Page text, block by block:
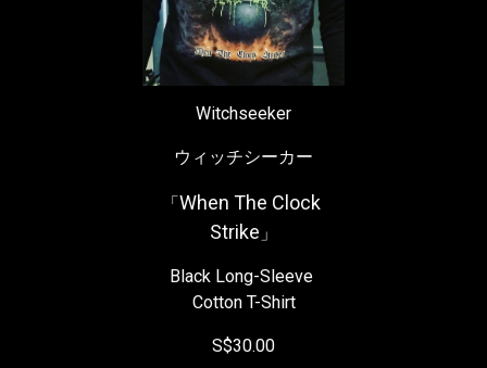
Witchseeker
ウィッチシーカー
「When The Clock
Strike 」
Black Long-Sleeve
Cotton T-Shirt
S$30.00